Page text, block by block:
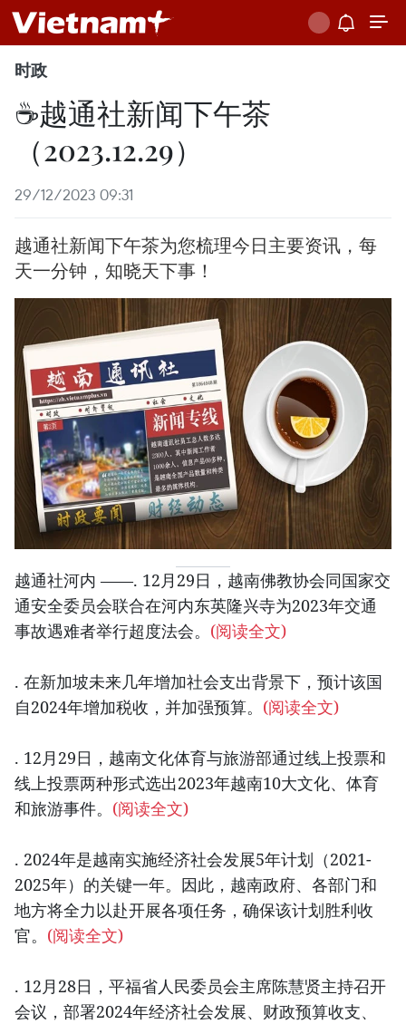
时政
☕️越通社新闻下午茶
（2023.12.29）
29/12/2023 09:31
越通社新闻下午茶为您梳理今日主要资讯，每
天一分钟，知晓天下事！
越通社河内 ——. 12月29日，越南佛教协会同国家交
通安全委员会联合在河内东英隆兴寺为2023年交通
事故遇难者举行超度法会。 (阅读全文)
. 在新加坡未来几年增加社会支出背景下，预计该国
自2024年增加税收，并加强预算。 (阅读全文)
. 12月29日，越南文化体育与旅游部通过线上投票和
线上投票两种形式选出2023年越南10大文化、体育
和旅游事件。 (阅读全文)
. 2024年是越南实施经济社会发展5年计划（2021-
2025年）的关键一年。因此，越南政府、各部门和
地方将全力以赴开展各项任务，确保该计划胜利收
官。 (阅读全文)
. 12月28日，平福省人民委员会主席陈慧贤主持召开
会议，部署2024年经济社会发展、财政预算收支、